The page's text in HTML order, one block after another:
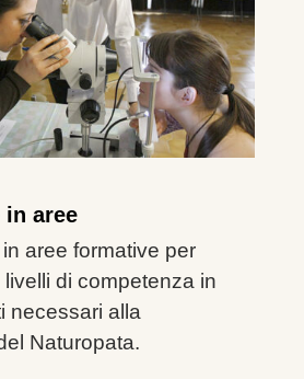
in aree
aree formative per
di competenza in
necessari alla
Naturopata.